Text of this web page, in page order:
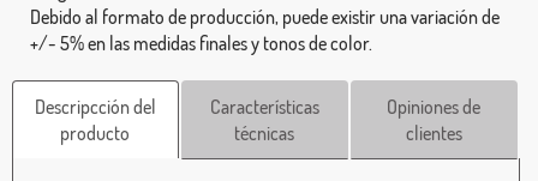
Debido al formato de producción, puede existir una variación de
+/- 5% en las medidas finales y tonos de color.
Descripcción del
producto
Características
técnicas
Opiniones de
clientes